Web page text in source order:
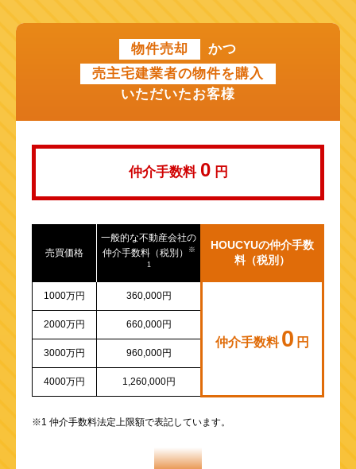
近鉄けいはんな線
山陽新幹線
物件売却
かつ
売主宅建業者の物件を購入
いただいたお客様
仲介手数料 0 円
売買価格
一般的な不動産会社の
仲介手数料（税別）
※
1
HOUCYUの仲介手数
料（税別）
1000万円 360,000円
仲介手数料 0 円
2000万円 660,000円
3000万円 960,000円
4000万円 1,260,000円
※1 仲介手数料法定上限額で表記しています。